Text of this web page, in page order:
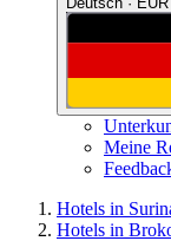
Meine
Hotels in
Hotels in